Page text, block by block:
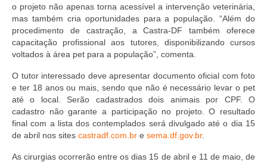
o projeto não apenas torna acessível a intervenção veterinária,
mas também cria oportunidades para a população. “Além do
procedimento de castração, a Castra-DF também oferece
capacitação profissional aos tutores, disponibilizando cursos
voltados à área pet para a população”, comenta.
O tutor interessado deve apresentar documento oficial com foto
e ter 18 anos ou mais, sendo que não é necessário levar o pet
até o local. Serão cadastrados dois animais por CPF. O
cadastro não garante a participação no projeto. O resultado
final com a lista dos contemplados será divulgado até o dia 15
de abril nos sites castradf.com.br e sema.df.gov.br.
As cirurgias ocorrerão entre os dias 15 de abril e 11 de maio, de